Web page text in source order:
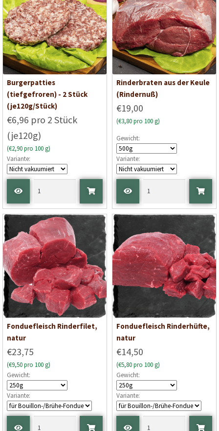
Burgerpatties
(tiefgefroren) - 2 Stück
(je120g/Stück)
€6,96 pro 2 Stück
(je120g)
(€2,90 pro 100 g)
Variante:
Rinderbraten aus der Keule
(Rindernuß)
€19,00
(€3,80 pro 100 g)
Gewicht:
Variante:
Fonduefleisch Rinderfilet,
natur
€23,75
(€9,50 pro 100 g)
Gewicht:
Variante:
Fonduefleisch Rinderhüfte,
natur
€14,50
(€5,80 pro 100 g)
Gewicht:
Variante: